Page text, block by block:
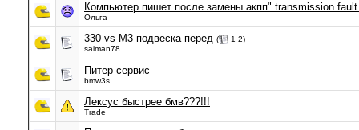
Компьютер пишет после замены акпп" transmission
Ольга
330-vs-М3 подвеска перед ( 1 2)
saiman78
Питер сервис
bmw3s
Лексус быстрее бмв???!!!
Trade